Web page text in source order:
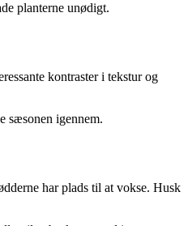
planterne unødigt.
kontraster i tekstur og
sæsonen igennem.
har plads til at vokse. Husk